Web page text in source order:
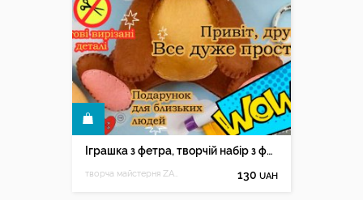
Іграшка з фетра, творчій набір з фетру
творча майстерня ZABAVA 130 UAH